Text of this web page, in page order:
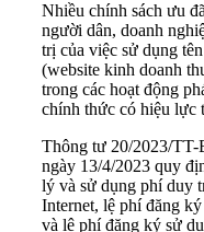
Nhiều chính sách ưu
người dân, doanh
trị của việc sử dụng
(website kinh doanh
trong các hoạt động
chính thức có hiệu lực
Thông tư 20/2023/TT-
ngày 13/4/2023 quy
lý và sử dụng phí duy
Internet, lệ phí đăng
và lệ phí đăng ký sử